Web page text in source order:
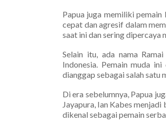
Papua juga memiliki pemain
cepat dan agresif dalam
saat ini dan sering dipercaya
Selain itu, ada nama
Indonesia. Pemain muda
dianggap sebagai salah satu
Di era sebelumnya, Papua
Jayapura, Ian Kabes
dikenal sebagai pemain